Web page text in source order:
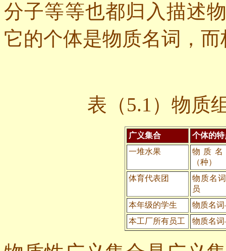
分子等等也都归入描述
它的个体是物质名词，
表（5.1 ）物质
广义集合
个体的特
一堆水果
物质
（种）
体育代表团
物质名
员
本年级的学生
物质名
本工厂所有员工
物质名